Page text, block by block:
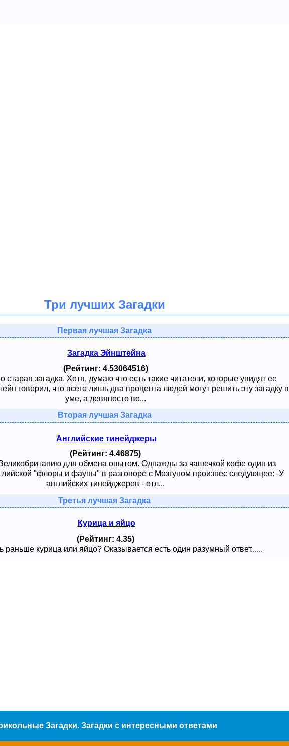
Три лучших Загадки
Первая лучшая Загадка
Загадка Эйнштейна
(Рейтинг: 4.53064516)
старая загадка. Хотя, думаю что есть такие читатели, которые увидят ее
говорил, что всего лишь два процента людей могут решить эту загадку в
уме, а девяносто во...
Вторая лучшая Загадка
Английские тинейджеры
(Рейтинг: 4.46875)
для обмена опытом. Однажды за чашечкой кофе один из
"флоры и фауны" в разговоре с Мозгуном произнес следующее: -У
английских тинейджеров - отл...
Третья лучшая Загадка
Курица и яйцо
(Рейтинг: 4.35)
раньше курица или яйцо? Оказывается есть один разумный ответ......
Загадки. Загадки с интересными ответами